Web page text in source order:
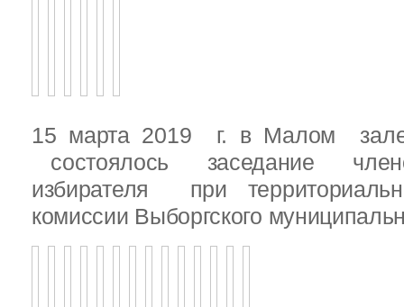
15 марта 2019 г. в Малом
состоялось заседание
избирателя при
комиссии Выборгского